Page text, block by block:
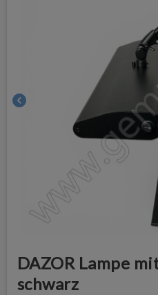
chevron_left
DAZOR Lampe
schwarz